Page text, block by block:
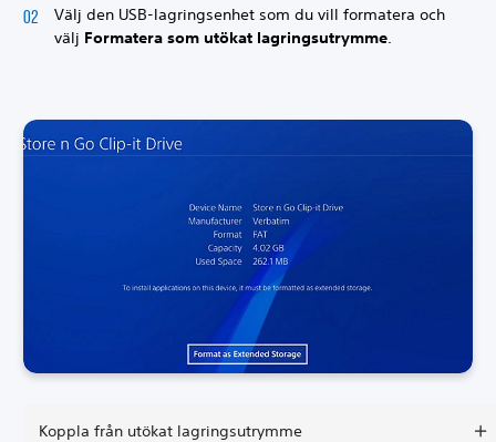
Välj den USB-lagringsenhet som du vill formatera och
välj Formatera som utökat lagringsutrymme.
Koppla från utökat lagringsutrymme